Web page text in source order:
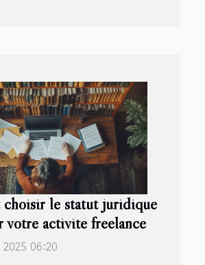
choisir le statut juridique
votre activité freelance
2025 06:20